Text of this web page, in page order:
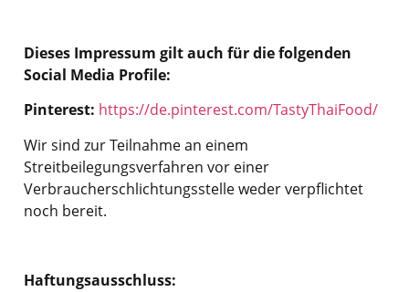
Dieses Impressum gilt auch für die folgenden
Social Media Profile:
Pinterest: https://de.pinterest.com/TastyThaiFood/
Wir sind zur Teilnahme an einem
Streitbeilegungsverfahren vor einer
Verbraucherschlichtungsstelle weder verpflichtet
noch bereit.
Haftungsausschluss: